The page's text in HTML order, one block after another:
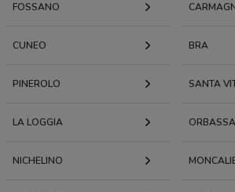
FOSSANO
CUNEO BRA
PINEROLO SANTA
LA LOGGIA
NICHELINO